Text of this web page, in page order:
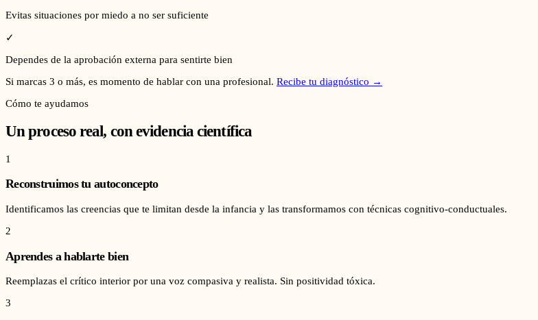
Evitas situaciones por miedo a no ser suficiente
✓
Dependes de la aprobación externa para sentirte bien
Si marcas 3 o más, es momento de hablar con una profesional. Recibe tu diagnóstico →
Cómo te ayudamos
Un proceso real, con evidencia científica
1
Reconstruimos tu autoconcepto
Identificamos las creencias que te limitan desde la infancia y las transformamos con técnicas cognitivo-conductuales.
2
Aprendes a hablarte bien
Reemplazas el crítico interior por una voz compasiva y realista. Sin positividad tóxica.
3